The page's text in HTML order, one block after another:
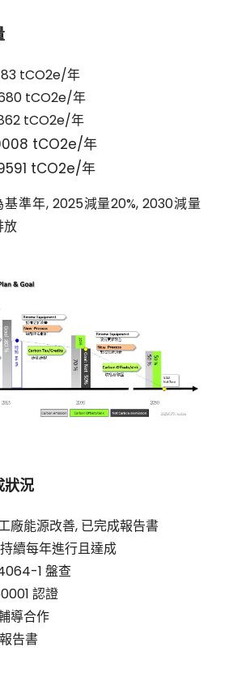
tCO2e/年
tCO2e/年
tCO2e/年
tCO2e/年
tCO2e/年
基準年, 2025減量20%, 2030減量
放
狀況
廠能源改善, 已完成報告書
續每年進行且達成
1 盤查
認證
導合作
告書